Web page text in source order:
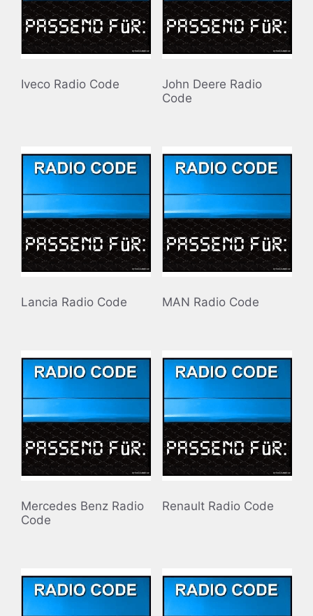
Iveco Radio Code
John Deere Radio
Code
Lancia Radio Code MAN Radio Code
Mercedes Benz Radio
Code
Renault Radio Code